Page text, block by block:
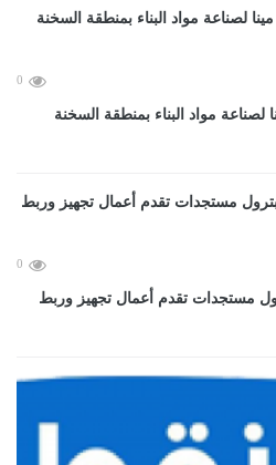
0
لصناعة مواد البناء بمنطقة السخنة
0
مستجدات تقدم أعمال تجهيز وربط